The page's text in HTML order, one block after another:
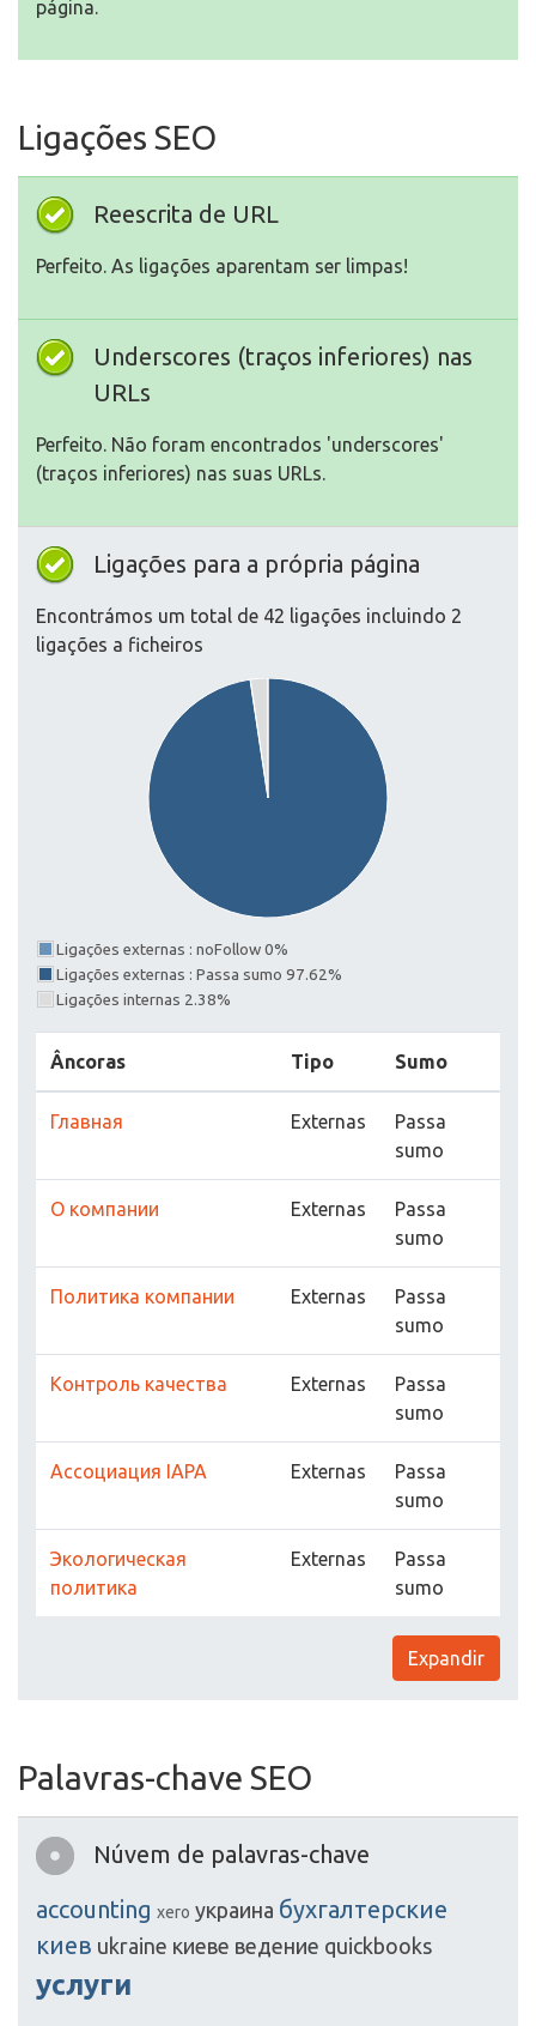
página.
Ligações SEO
Reescrita de URL
Perfeito. As ligações aparentam ser limpas!
Underscores (traços inferiores) nas
URLs
Perfeito. Não foram encontrados 'underscores'
(traços inferiores) nas suas URLs.
Ligações para a própria página
Encontrámos um total de 42 ligações incluindo 2
ligações a ficheiros
Ligações externas : noFollow 0%
Ligações externas : Passa sumo 97.62%
Ligações internas 2.38%
Âncoras Tipo Sumo
Главная Externas
Passa
sumo
О компании Externas
Passa
sumo
Политика компании Externas
Passa
sumo
Контроль качества Externas
Passa
sumo
Ассоциация IAPA Externas
Passa
sumo
Экологическая
политика
Externas
Passa
sumo
Expandir
Palavras-chave SEO
Núvem de palavras-chave
accounting xero украина бухгалтерские
киев ukraine киеве ведение quickbooks
услуги